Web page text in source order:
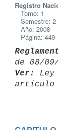
Registro
Tomo: 1
Semestre: 2
Año: 2008
Página: 449
Ver:
Ley
artículo